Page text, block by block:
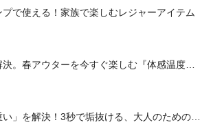
で使える！家族で楽しむレジャーアイテム
決。春アウターを今すぐ楽しむ『体感温度
い」を解決！3秒で垢抜ける、大人のための
し術